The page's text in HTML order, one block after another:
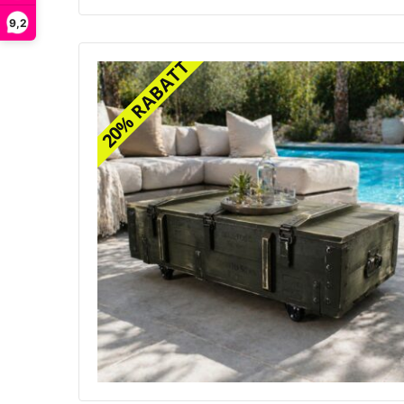
9,2
20% RABATT
20% RABATT